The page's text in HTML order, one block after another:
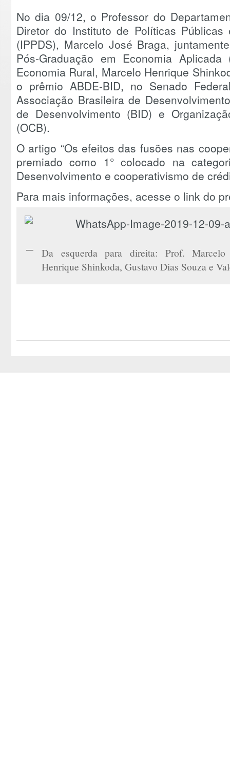
No dia 09/12, o Professor do
Diretor do Instituto de Políticas Públicas
(IPPDS), Marcelo José Braga,
Pós-Graduação em Economia
Economia Rural, Marcelo Henrique
o prêmio ABDE-BID, no Senado
Associação Brasileira de
de Desenvolvimento (BID) e
(OCB).
O artigo “Os efeitos das fusões nas
premiado como 1° colocado na
Desenvolvimento e cooperativismo de
Para mais informações, acesse o link do
Da esquerda para direita: Prof.
Henrique Shinkoda, Gustavo Dias Souza e